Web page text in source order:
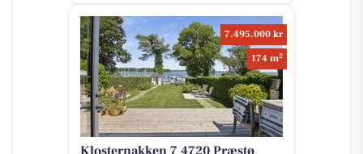
7.495.000 kr
174 m2